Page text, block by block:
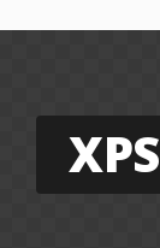
XPS